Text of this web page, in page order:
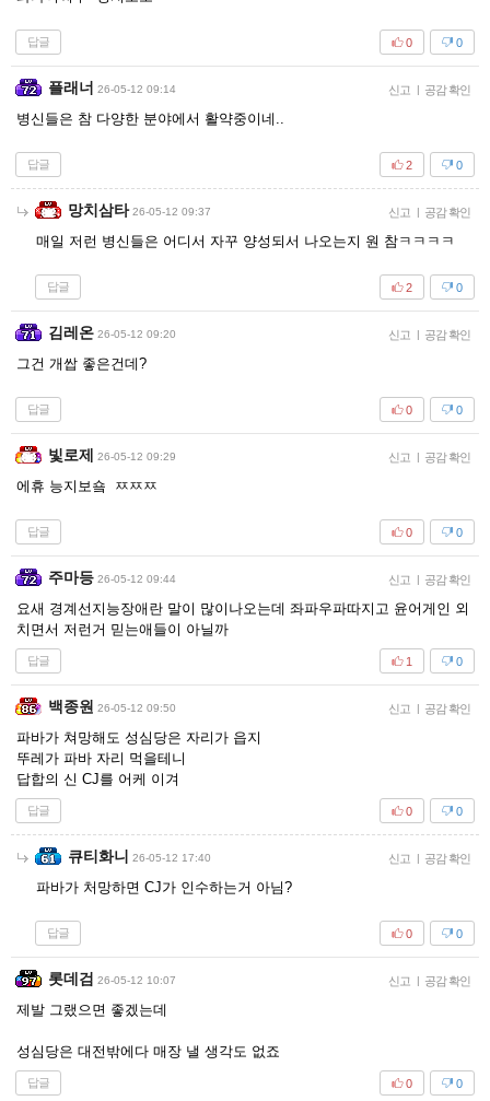
답글 0
0
플래너 26-05-12 09:14 신고 | 공감 확인
병신들은 참 다양한 분야에서 활약중이네..
답글 0
2
망치삼타 26-05-12 09:37 신고 | 공감 확인
매일 저런 병신들은 어디서 자꾸 양성되서 나오는지 원 참ㅋㅋㅋㅋ
답글 0
2
김레온 26-05-12 09:20 신고 | 공감 확인
그건 개쌉 좋은건데?
답글 0
0
빛로제 26-05-12 09:29 신고 | 공감 확인
에휴 능지보숔 ㅉㅉㅉ
답글 0
0
주마등 26-05-12 09:44 신고 | 공감 확인
요새 경계선지능장애란 말이 많이나오는데 좌파우파따지고 윤어게인 외
치면서 저런거 믿는애들이 아닐까
답글 0
1
백종원 26-05-12 09:50 신고 | 공감 확인
파바가 쳐망해도 성심당은 자리가 읍지
뚜레가 파바 자리 먹을테니
답합의 신 CJ를 어케 이겨
답글 0
0
큐티화니 26-05-12 17:40 신고 | 공감 확인
파바가 처망하면 CJ가 인수하는거 아님?
답글 0
0
롯데검 26-05-12 10:07 신고 | 공감 확인
제발 그랬으면 좋겠는데
성심당은 대전밖에다 매장 낼 생각도 없죠
답글 0
0